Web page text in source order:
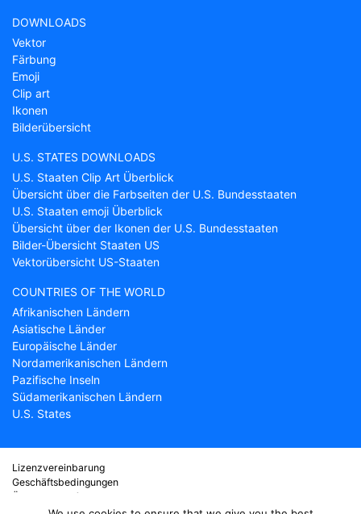
DOWNLOADS
Vektor
Färbung
Emoji
Clip art
Ikonen
Bilderübersicht
U.S. STATES DOWNLOADS
U.S. Staaten Clip Art Überblick
Übersicht über die Farbseiten der U.S. Bundesstaaten
U.S. Staaten emoji Überblick
Übersicht über der Ikonen der U.S. Bundesstaaten
Bilder-Übersicht Staaten US
Vektorübersicht US-Staaten
COUNTRIES OF THE WORLD
Afrikanischen Ländern
Asiatische Länder
Europäische Länder
Nordamerikanischen Ländern
Pazifische Inseln
Südamerikanischen Ländern
U.S. States
Lizenzvereinbarung
Geschäftsbedingungen
Über Countryflags.com
Haftungsausschluss